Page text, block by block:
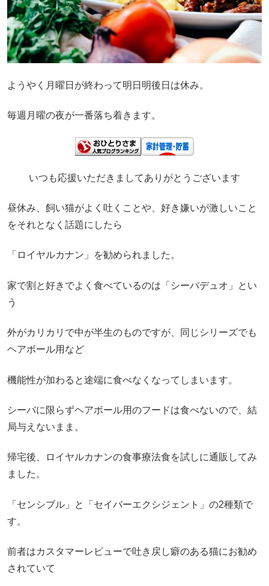
ようやく月曜日が終わって明日明後日は休み。
毎週月曜の夜が一番落ち着きます。
いつも応援いただきましてありがとうございます
昼休み、飼い猫がよく吐くことや、好き嫌いが激しいこと
をそれとなく話題にしたら
「ロイヤルカナン」を勧められました。
家で割と好きでよく食べているのは「シーバデュオ」とい
う
外がカリカリで中が半生のものですが、同じシリーズでも
ヘアボール用など
機能性が加わると途端に食べなくなってしまいます。
シーバに限らずヘアボール用のフードは食べないので、結
局与えないまま。
帰宅後、ロイヤルカナンの食事療法食を試しに通販してみ
ました。
「センシブル」と「セイバーエクシジェント」の2種類で
す。
前者はカスタマーレビューで吐き戻し癖のある猫にお勧め
されていて